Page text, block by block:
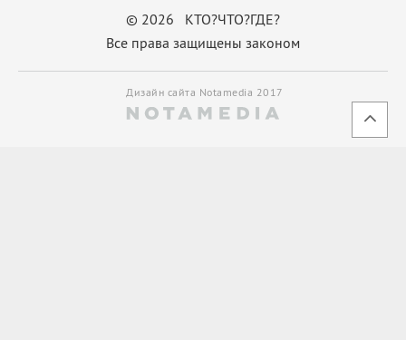
© 2026 КТО?ЧТО?ГДЕ?
Все права защищены законом
Дизайн сайта Notamedia 2017